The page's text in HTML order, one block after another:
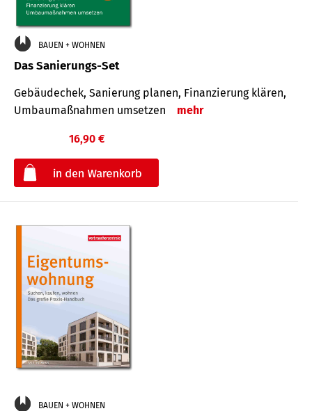
BAUEN + WOHNEN
Das Sanierungs-Set
Gebäudechek, Sanierung planen, Finanzierung klären,
Umbaumaßnahmen umsetzen
mehr
16,90 €
BAUEN + WOHNEN